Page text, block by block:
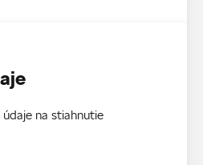
na stiahnutie